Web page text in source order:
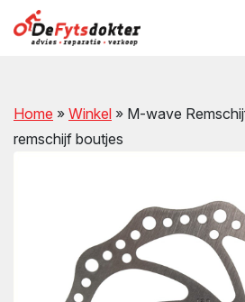
Home » Winkel » M-wave
remschijf boutjes